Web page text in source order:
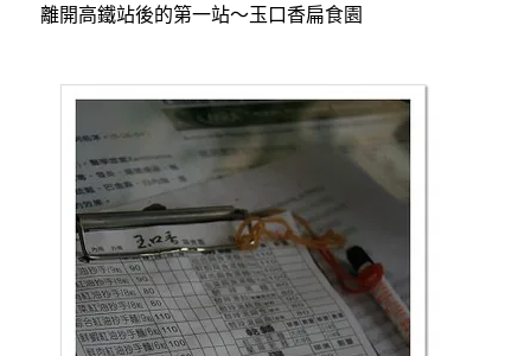
離開高鐵站後的第一站～玉口香扁食園